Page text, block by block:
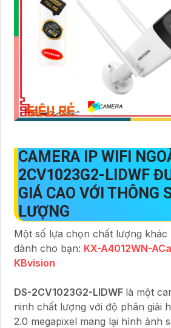
CAMERA IP WIFI
2CV1023G2-LIDWF
GIÁ CAO VỚI THÔNG
LƯỢNG
Một số lựa chọn chất lượng khác
dành cho bạn: KX-A4012WN-
KBvision
DS-2CV1023G2-LIDWF là một
ninh chất lượng với độ phân giải
2.0 megapixel mang lại hình ảnh